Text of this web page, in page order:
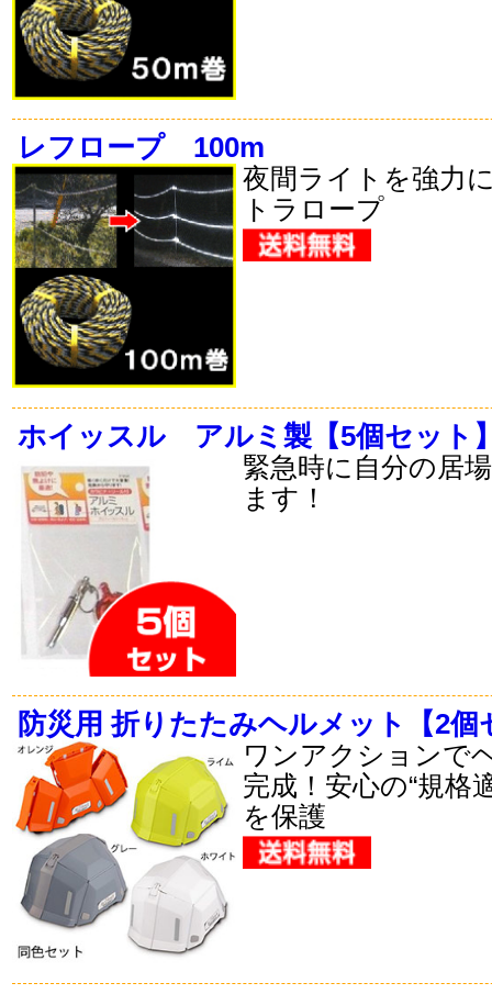
レフロープ 100m
夜間ライトを強力
トラロープ
ホイッスル アルミ製【5個セット
緊急時に自分の居
ます！
防災用 折りたたみヘルメット【2個
ワンアクションで
完成！安心の“規格
を保護